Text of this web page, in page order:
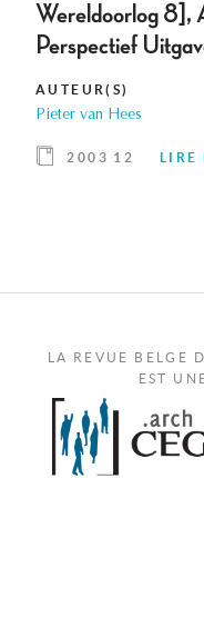
Wereldoorlog 8],
Perspectief
AUTEUR(S)
Pieter van Hees
2003 12
LA REVUE BELGE
EST